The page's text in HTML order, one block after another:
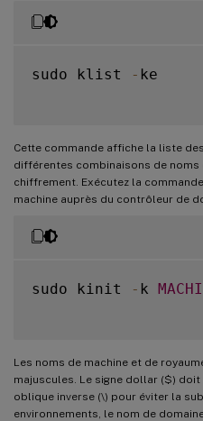
sudo klist - ke
Cette commande affiche la liste
différentes combinaisons de
chiffrement. Exécutez la
machine auprès du contrôleur de
sudo kinit - k
Les noms de machine et de
majuscules. Le signe dollar ($)
oblique inverse (\) pour éviter la
environnements, le nom de